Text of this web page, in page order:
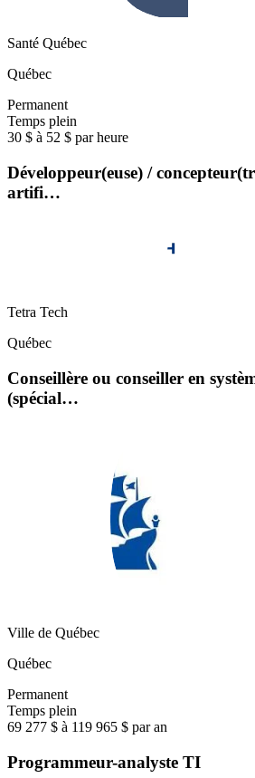
Santé Québec
Québec
Permanent
Temps plein
30 $ à 52 $ par heure
Développeur(euse) /
artifi…
Tetra Tech
Québec
Conseillère ou conseiller en
(spécial…
Ville de Québec
Québec
Permanent
Temps plein
69 277 $ à 119 965 $ par an
Programmeur-analyste TI